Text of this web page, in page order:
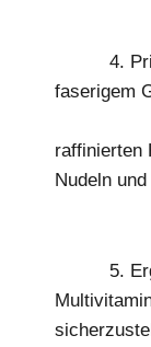
4.
faserigem
raffinierten
Nudeln
5.